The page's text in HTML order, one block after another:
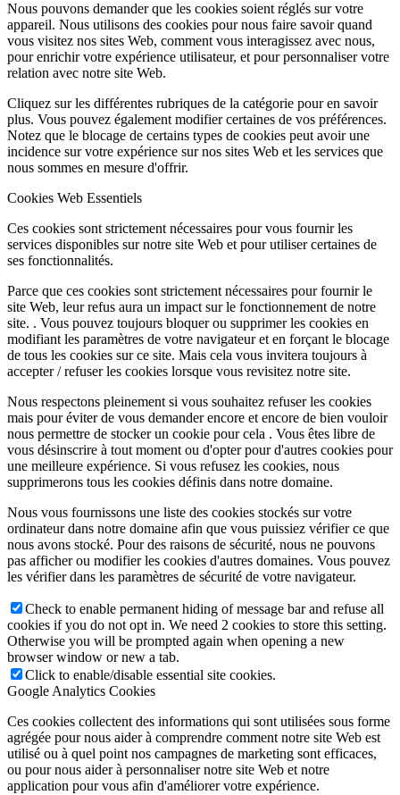
Nous pouvons demander que les cookies soient réglés sur votre
appareil. Nous utilisons des cookies pour nous faire savoir quand
vous visitez nos sites Web, comment vous interagissez avec nous,
pour enrichir votre expérience utilisateur, et pour personnaliser votre
relation avec notre site Web.
Cliquez sur les différentes rubriques de la catégorie pour en savoir
plus. Vous pouvez également modifier certaines de vos préférences.
Notez que le blocage de certains types de cookies peut avoir une
incidence sur votre expérience sur nos sites Web et les services que
nous sommes en mesure d'offrir.
Cookies Web Essentiels
Ces cookies sont strictement nécessaires pour vous fournir les
services disponibles sur notre site Web et pour utiliser certaines de
ses fonctionnalités.
Parce que ces cookies sont strictement nécessaires pour fournir le
site Web, leur refus aura un impact sur le fonctionnement de notre
site. . Vous pouvez toujours bloquer ou supprimer les cookies en
modifiant les paramètres de votre navigateur et en forçant le blocage
de tous les cookies sur ce site. Mais cela vous invitera toujours à
accepter / refuser les cookies lorsque vous revisitez notre site.
Nous respectons pleinement si vous souhaitez refuser les cookies
mais pour éviter de vous demander encore et encore de bien vouloir
nous permettre de stocker un cookie pour cela . Vous êtes libre de
vous désinscrire à tout moment ou d'opter pour d'autres cookies pour
une meilleure expérience. Si vous refusez les cookies, nous
supprimerons tous les cookies définis dans notre domaine.
Nous vous fournissons une liste des cookies stockés sur votre
ordinateur dans notre domaine afin que vous puissiez vérifier ce que
nous avons stocké. Pour des raisons de sécurité, nous ne pouvons
pas afficher ou modifier les cookies d'autres domaines. Vous pouvez
les vérifier dans les paramètres de sécurité de votre navigateur.
Check to enable permanent hiding of message bar and refuse all
cookies if you do not opt in. We need 2 cookies to store this setting.
Otherwise you will be prompted again when opening a new
browser window or new a tab.
Click to enable/disable essential site cookies.
Google Analytics Cookies
Ces cookies collectent des informations qui sont utilisées sous forme
agrégée pour nous aider à comprendre comment notre site Web est
utilisé ou à quel point nos campagnes de marketing sont efficaces,
ou pour nous aider à personnaliser notre site Web et notre
application pour vous afin d'améliorer votre expérience.